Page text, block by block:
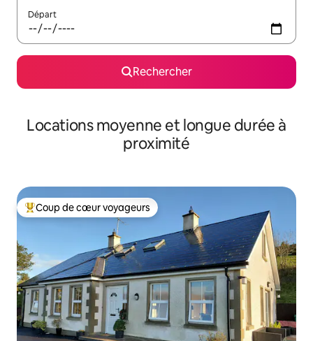
Départ
Rechercher
Locations moyenne et longue durée à
proximité
Coups de cœur voyageurs les plus appréciés
Coup de cœur voyageurs